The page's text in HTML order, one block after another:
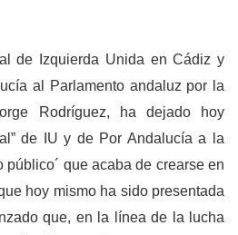
de Izquierda Unida en Cádiz y
al Parlamento andaluz por la
Rodríguez, ha dejado hoy
de IU y de Por Andalucía a la
público´ que acaba de crearse en
hoy mismo ha sido presentada
que, en la línea de la lucha